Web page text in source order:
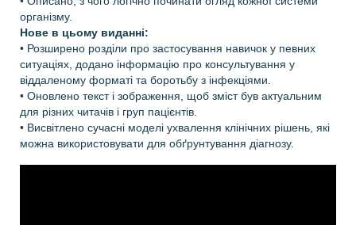
організму.
Нове в цьому виданні:
• Розширено розділи про застосування навичок у певних
ситуаціях, додано інформацію про консультування у
віддаленому форматі та боротьбу з інфекціями.
• Оновлено текст і зображення, щоб зміст був актуальним
для різних читачів і груп пацієнтів.
• Висвітлено сучасні моделі ухвалення клінічних рішень, які
можна використовувати для обґрунтування діагнозу.